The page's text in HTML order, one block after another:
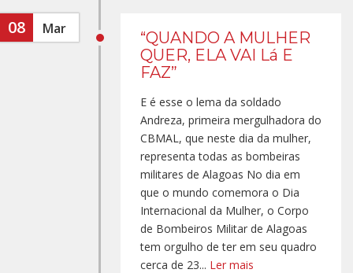
08 Mar
“QUANDO A MULHER
QUER, ELA VAI Lá E
FAZ”
E é esse o lema da soldado
Andreza, primeira mergulhadora do
CBMAL, que neste dia da mulher,
representa todas as bombeiras
militares de Alagoas No dia em
que o mundo comemora o Dia
Internacional da Mulher, o Corpo
de Bombeiros Militar de Alagoas
tem orgulho de ter em seu quadro
cerca de 23... Ler mais